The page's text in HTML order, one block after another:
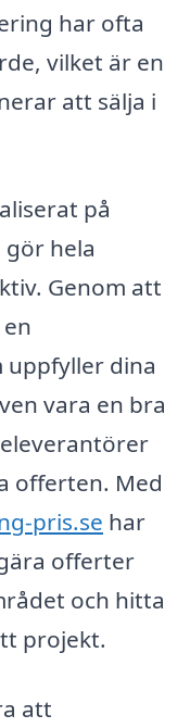
har ofta
vilket är en
att sälja i
på
hela
Genom att
uppfyller dina
vara en bra
offerten. Med
pris.se har
offerter
och hitta
projekt.
att